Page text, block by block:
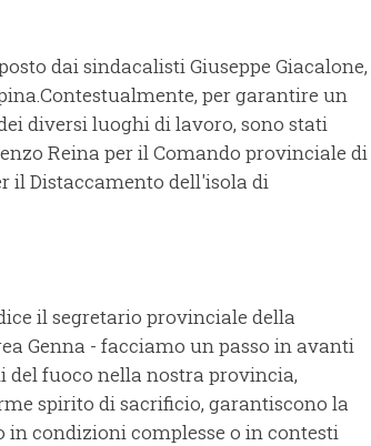
dai sindacalisti Giuseppe Giacalone,
per garantire un
diversi luoghi di lavoro, sono stati
Reina per il Comando provinciale di
il Distaccamento dell'isola di
il segretario provinciale della
Genna - facciamo un passo in avanti
del fuoco nella nostra provincia,
spirito di sacrificio, garantiscono la
in condizioni complesse o in contesti